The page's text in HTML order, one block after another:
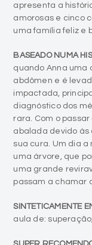
apresenta a
amorosas e cinco
uma família feliz e
BASEADO NUMA
quando Anna uma
abdômen e é
impactada,
diagnóstico dos
rara. Com o
abalada devido às
sua cura. Um dia
uma árvore, que
uma grande
passam a chamar
SINTETICAMENTE
aula de: